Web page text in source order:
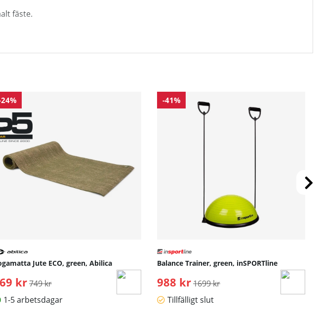
fäste.
Jute ECO, green, Abilica
krOrdinarie pris:
749 kr
1-5 arbetsdagar
-41%
Balance Trainer, green, inSPORTline
988 kr Ordinarie pris:
1699 kr
Tillfälligt slut